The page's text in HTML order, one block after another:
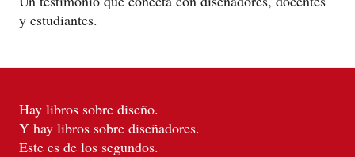
y estudiantes.
Hay libros sobre diseño.
Y hay libros sobre diseñadores.
Este es de los segundos.